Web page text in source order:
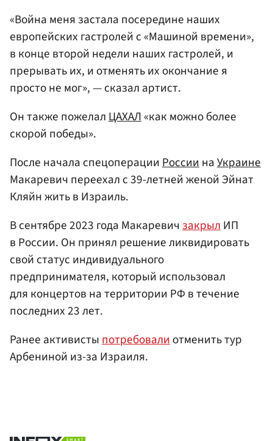
«Война меня застала посередине наших
европейских гастролей с «Машиной времени»,
в конце второй недели наших гастролей, и
прерывать их, и отменять их окончание я
просто не мог», — сказал артист.
Он также пожелалЦАХАЛ«как можно более
скорой победы».
После начала спецоперацииРоссиинаУкраине
Макаревич переехал с 39-летней женой Эйнат
Кляйн жить в Израиль.
В сентябре 2023 года МакаревичзакрылИП
в России. Он принял решение ликвидировать
свой статус индивидуального
предпринимателя, который использовал
для концертов на территории РФ в течение
последних 23 лет.
Ранее активистыпотребовалиотменить тур
Арбениной из-за Израиля.